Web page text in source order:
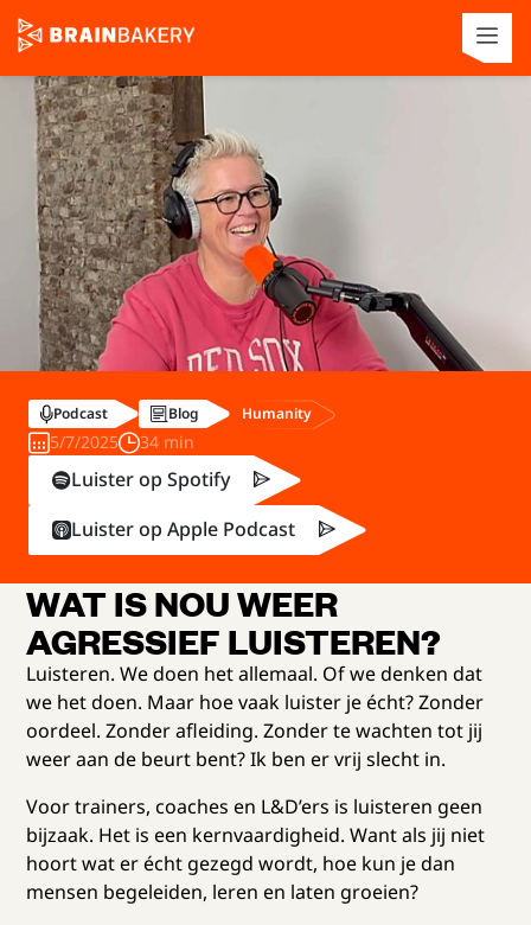
WAT IS NOU WEER
AGRESSIEF LUISTEREN?
Luisteren. We doen het allemaal. Of we denken dat
we het doen. Maar hoe vaak luister je écht? Zonder
oordeel. Zonder afleiding. Zonder te wachten tot jij
weer aan de beurt bent? Ik ben er vrij slecht in.
Voor trainers, coaches en L&D’ers is luisteren geen
bijzaak. Het is een kernvaardigheid. Want als jij niet
hoort wat er écht gezegd wordt, hoe kun je dan
mensen begeleiden, leren en laten groeien?
Podcast Blog Humanity
5/7/2025 34 min
Luister op Spotify
Luister op Apple Podcast